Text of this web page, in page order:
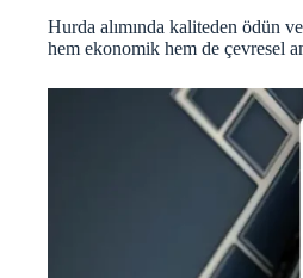
Hurda alımında kaliteden ödün
hem ekonomik hem de çevresel